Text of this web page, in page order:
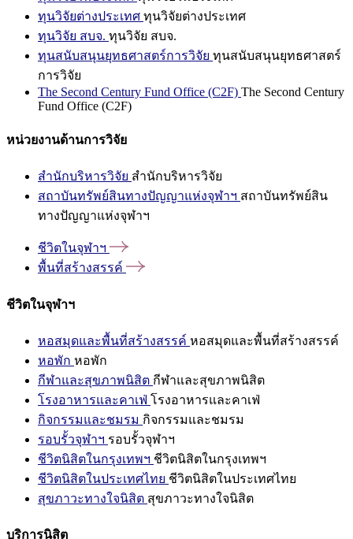
ทุนวิจัยต่างประเทศ ทุนวิจัยต่างประเทศ
ทุนวิจัย สบจ. ทุนวิจัย สบจ.
ทุนสนับสนุนยุทธศาสตร์การวิจัย ทุนสนับสนุนยุทธศาสตร์
การวิจัย
The Second Century Fund Office (C2F) The Second Century
Fund Office (C2F)
หน่วยงานด้านการวิจัย
สำนักบริหารวิจัย สำนักบริหารวิจัย
สถาบันทรัพย์สินทางปัญญาแห่งจุฬาฯ สถาบันทรัพย์สิน
ทางปัญญาแห่งจุฬาฯ
ชีวิตในจุฬาฯ
พื้นที่สร้างสรรค์
ชีวิตในจุฬาฯ
หอสมุดและพื้นที่สร้างสรรค์ หอสมุดและพื้นที่สร้างสรรค์
หอพัก หอพัก
กีฬาและสุขภาพนิสิต กีฬาและสุขภาพนิสิต
โรงอาหารและคาเฟ่ โรงอาหารและคาเฟ่
กิจกรรมและชมรม กิจกรรมและชมรม
รอบรั้วจุฬาฯ รอบรั้วจุฬาฯ
ชีวิตนิสิตในกรุงเทพฯ ชีวิตนิสิตในกรุงเทพฯ
ชีวิตนิสิตในประเทศไทย ชีวิตนิสิตในประเทศไทย
สุขภาวะทางใจนิสิต สุขภาวะทางใจนิสิต
บริการนิสิต